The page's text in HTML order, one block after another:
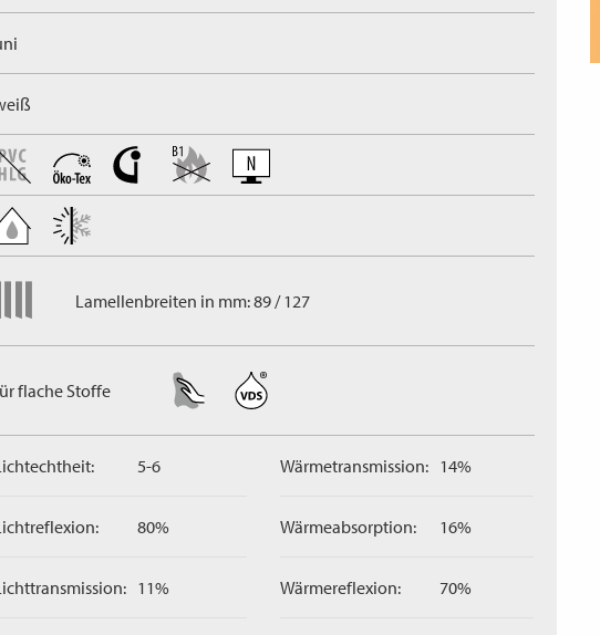
Lamellenbreiten in mm: 89 / 127
flache Stoffe
5-6
80%
11%
Wärmetransmission: 14%
Wärmeabsorption: 16%
Wärmereflexion: 70%